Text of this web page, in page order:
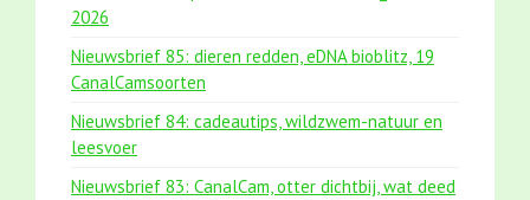
2026
Nieuwsbrief 85: dieren redden, eDNA bioblitz, 19
CanalCamsoorten
Nieuwsbrief 84: cadeautips, wildzwem-natuur en
leesvoer
Nieuwsbrief 83: CanalCam, otter dichtbij, wat deed